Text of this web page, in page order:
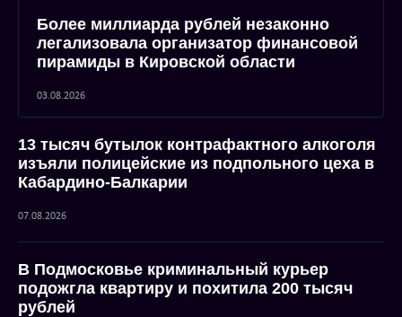
Более миллиарда рублей незаконно
легализовала организатор финансовой
пирамиды в Кировской области
03.08.2026
13 тысяч бутылок контрафактного алкоголя
изъяли полицейские из подпольного цеха в
Кабардино-Балкарии
07.08.2026
В Подмосковье криминальный курьер
подожгла квартиру и похитила 200 тысяч
рублей